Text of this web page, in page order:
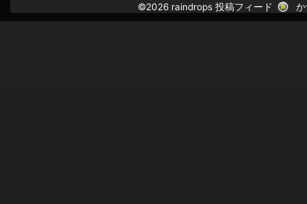
©2026 raindrops投稿フィード